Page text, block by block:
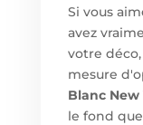
Si vous
avez
votre
mesure
Blanc New
le fond